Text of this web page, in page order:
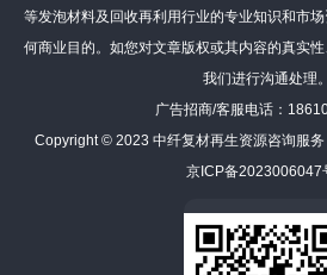
等发泡材料及回收再利用行业的专业知识和市
何商业目的。如您对文章版权或其内容的真实
我们进行沟通处理。
广告招商/客服电话：
Copyright © 2023 中纤复材再生资源咨询服
京ICP备2023006047